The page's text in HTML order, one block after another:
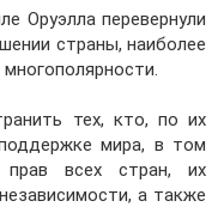
Оруэлла перевернули
страны, наиболее
тех, кто, по их
мира, в том
прав всех стран, их
а также